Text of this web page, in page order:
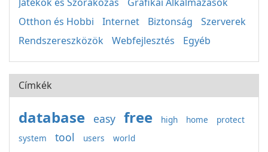
Otthon és Hobbi
Internet Biztonság
Szerverek
Rendszereszközök
Webfejlesztés Egyéb
Címkék
database easy free high home
protect
system
tool users world